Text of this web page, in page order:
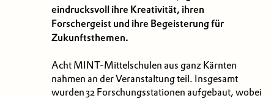
eindrucksvoll ihre Kreativität, ihren
Forschergeist und ihre Begeisterung für
Zukunftsthemen.
Acht MINT-Mittelschulen aus ganz Kärnten
nahmen an der Veranstaltung teil. Insgesamt
wurden 32 Forschungsstationen aufgebaut, wobei